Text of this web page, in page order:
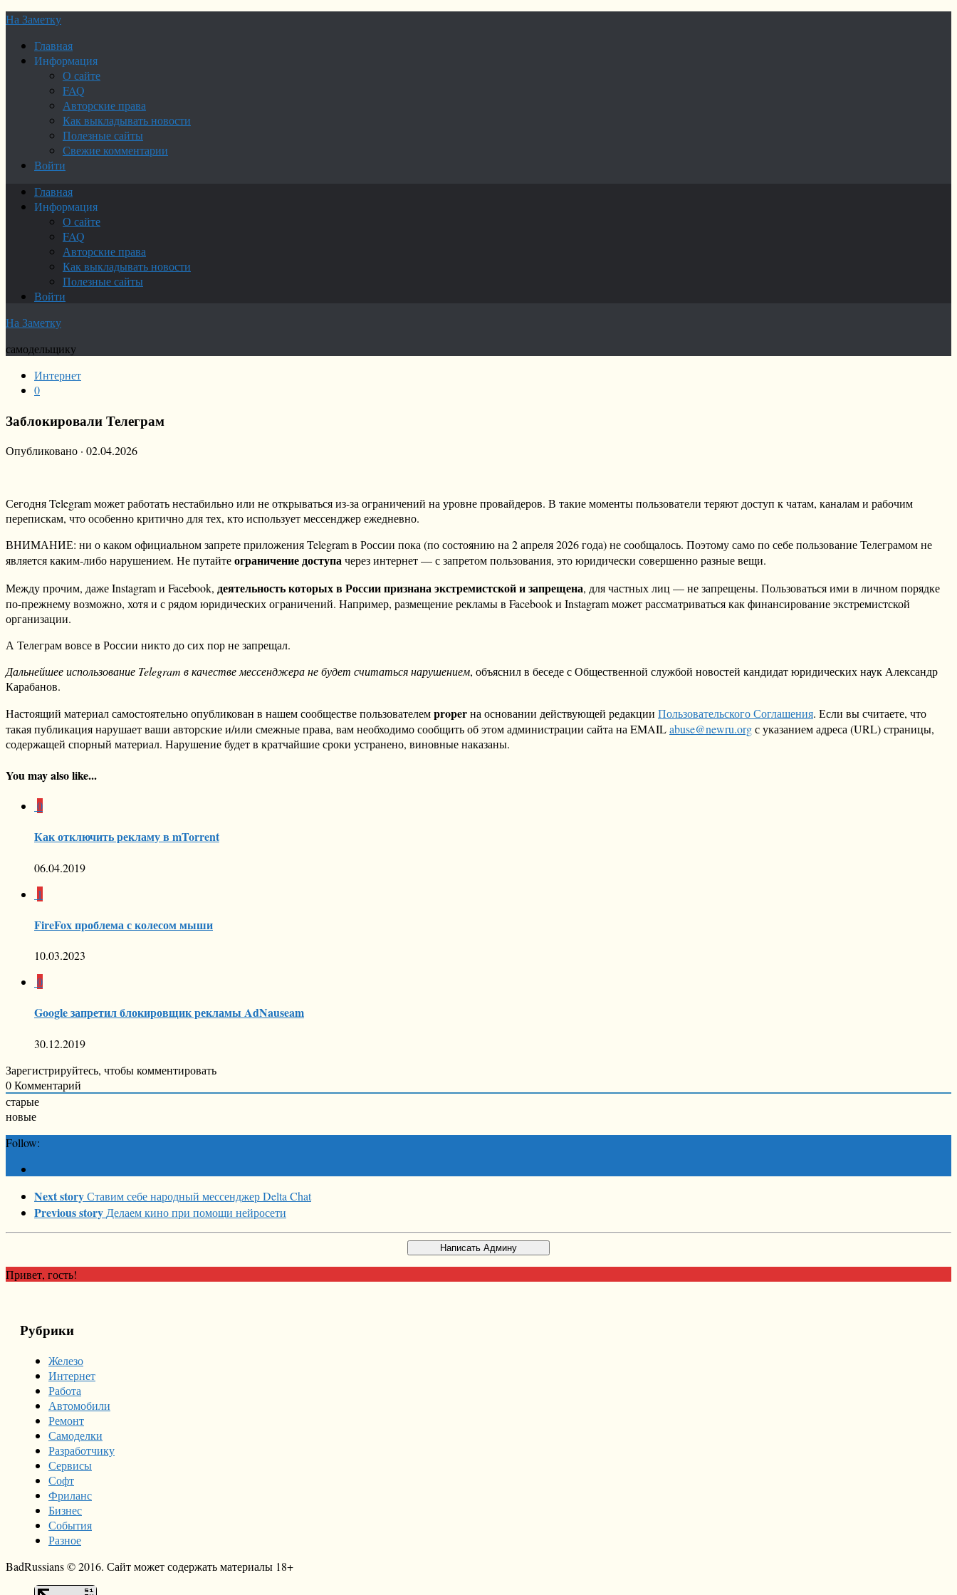
На Заметку
Главная
Информация
О сайте
FAQ
Авторские права
Как выкладывать новости
Полезные сайты
Свежие комментарии
Войти
Главная
Информация
О сайте
FAQ
Авторские права
Как выкладывать новости
Полезные сайты
Войти
На Заметку
самодельщику
Интернет
0
Заблокировали Телеграм
Опубликовано · 02.04.2026
Сегодня Telegram может работать нестабильно или не открываться из-за ограничений на уровне провайдеров. В такие моменты пользователи теряют доступ к чатам, каналам и рабочим
перепискам, что особенно критично для тех, кто использует мессенджер ежедневно.
ВНИМАНИЕ: ни о каком официальном запрете приложения Telegram в России пока (по состоянию на 2 апреля 2026 года) не сообщалось. Поэтому само по себе пользование Телеграмом не
является каким-либо нарушением. Не путайтеограничение доступачерез интернет — с запретом пользования, это юридически совершенно разные вещи.
Между прочим, даже Instagram и Facebook, деятельность которых в России признана экстремистской и запрещена, для частных лиц — не запрещены. Пользоваться ими в личном порядке
по-прежнему возможно, хотя и с рядом юридических ограничений. Например, размещение рекламы в Facebook и Instagram может рассматриваться как финансирование экстремистской
организации.
А Телеграм вовсе в России никто до сих пор не запрещал.
Дальнейшее использование Telegram в качестве мессенджера не будет считаться нарушением, объяснил в беседе с Общественной службой новостей кандидат юридических наук Александр
Карабанов.
Настоящий материал самостоятельно опубликован в нашем сообществе пользователемproperна основании действующей редакции Пользовательского Соглашения. Если вы считаете, что
такая публикация нарушает ваши авторские и/или смежные права, вам необходимо сообщить об этом администрации сайта на EMAILabuse@newru.orgс указанием адреса (URL) страницы,
содержащей спорный материал. Нарушение будет в кратчайшие сроки устранено, виновные наказаны.
You may also like...
0
Как отключить рекламу в mTorrent
06.04.2019
1
FireFox проблема с колесом мыши
10.03.2023
0
Google запретил блокировщик рекламы AdNauseam
30.12.2019
Зарегистрируйтесь, чтобы комментировать
0Комментарий
старые
новые
Follow:
Next storyСтавим себе народный мессенджер Delta Chat
Previous story Делаем кино при помощи нейросети
Привет, гость!
Рубрики
Железо
Интернет
Работа
Автомобили
Ремонт
Самоделки
Разработчику
Сервисы
Софт
Фриланс
Бизнес
События
Разное
BadRussians © 2016. Сайт может содержать материалы 18+